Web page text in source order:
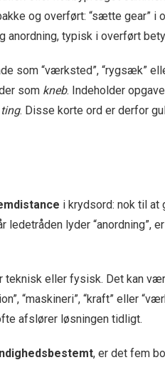
og overført: “sætte gear” i
anordning, typisk i overført
som “værksted”, “rygsæk”
som kneb. Indeholder
ting. Disse korte ord er derfor
i krydsord: nok til at
lyder “anordning”,
teknisk eller fysisk. Det kan
“maskineri”, “kraft” eller
afslører løsningen tidligt.
, er det fem